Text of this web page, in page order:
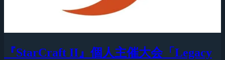
『StarCraft II』個人主催大会「Legacy